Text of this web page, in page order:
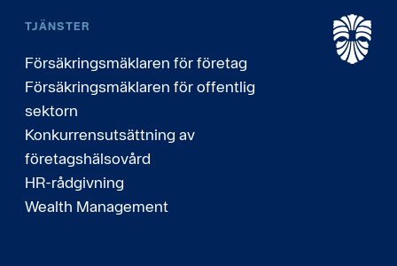
TJÄNSTER
Försäkringsmäklaren för företag
Försäkringsmäklaren för offentlig
sektorn
Konkurrensutsättning av
företagshälsovård
HR-rådgivning
Wealth Management